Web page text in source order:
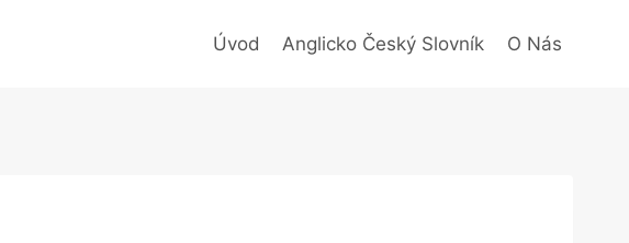
Úvod Anglicko Český Slovník O Nás